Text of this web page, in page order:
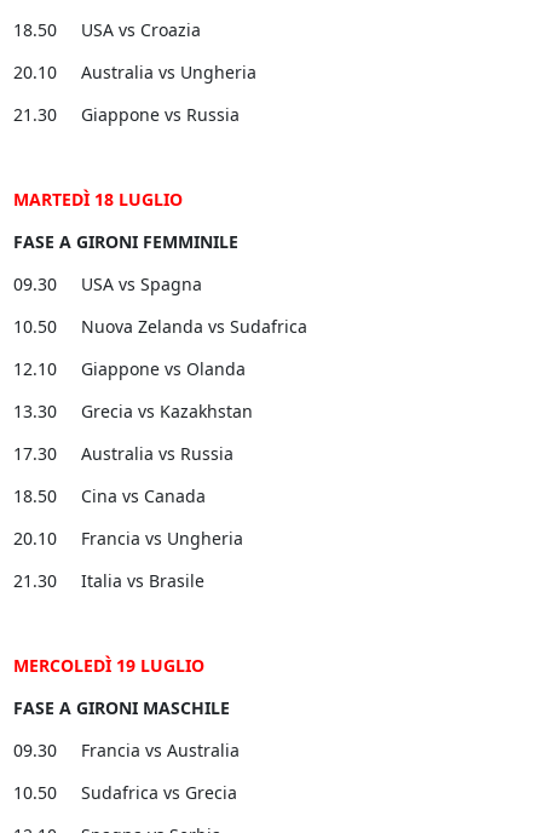
18.50 USA vs Croazia
20.10 Australia vs Ungheria
21.30 Giappone vs Russia
MARTEDÌ 18 LUGLIO
FASE A GIRONI FEMMINILE
09.30 USA vs Spagna
10.50 Nuova Zelanda vs Sudafrica
12.10 Giappone vs Olanda
13.30 Grecia vs Kazakhstan
17.30 Australia vs Russia
18.50 Cina vs Canada
20.10 Francia vs Ungheria
21.30 Italia vs Brasile
MERCOLEDÌ 19 LUGLIO
FASE A GIRONI MASCHILE
09.30 Francia vs Australia
10.50 Sudafrica vs Grecia